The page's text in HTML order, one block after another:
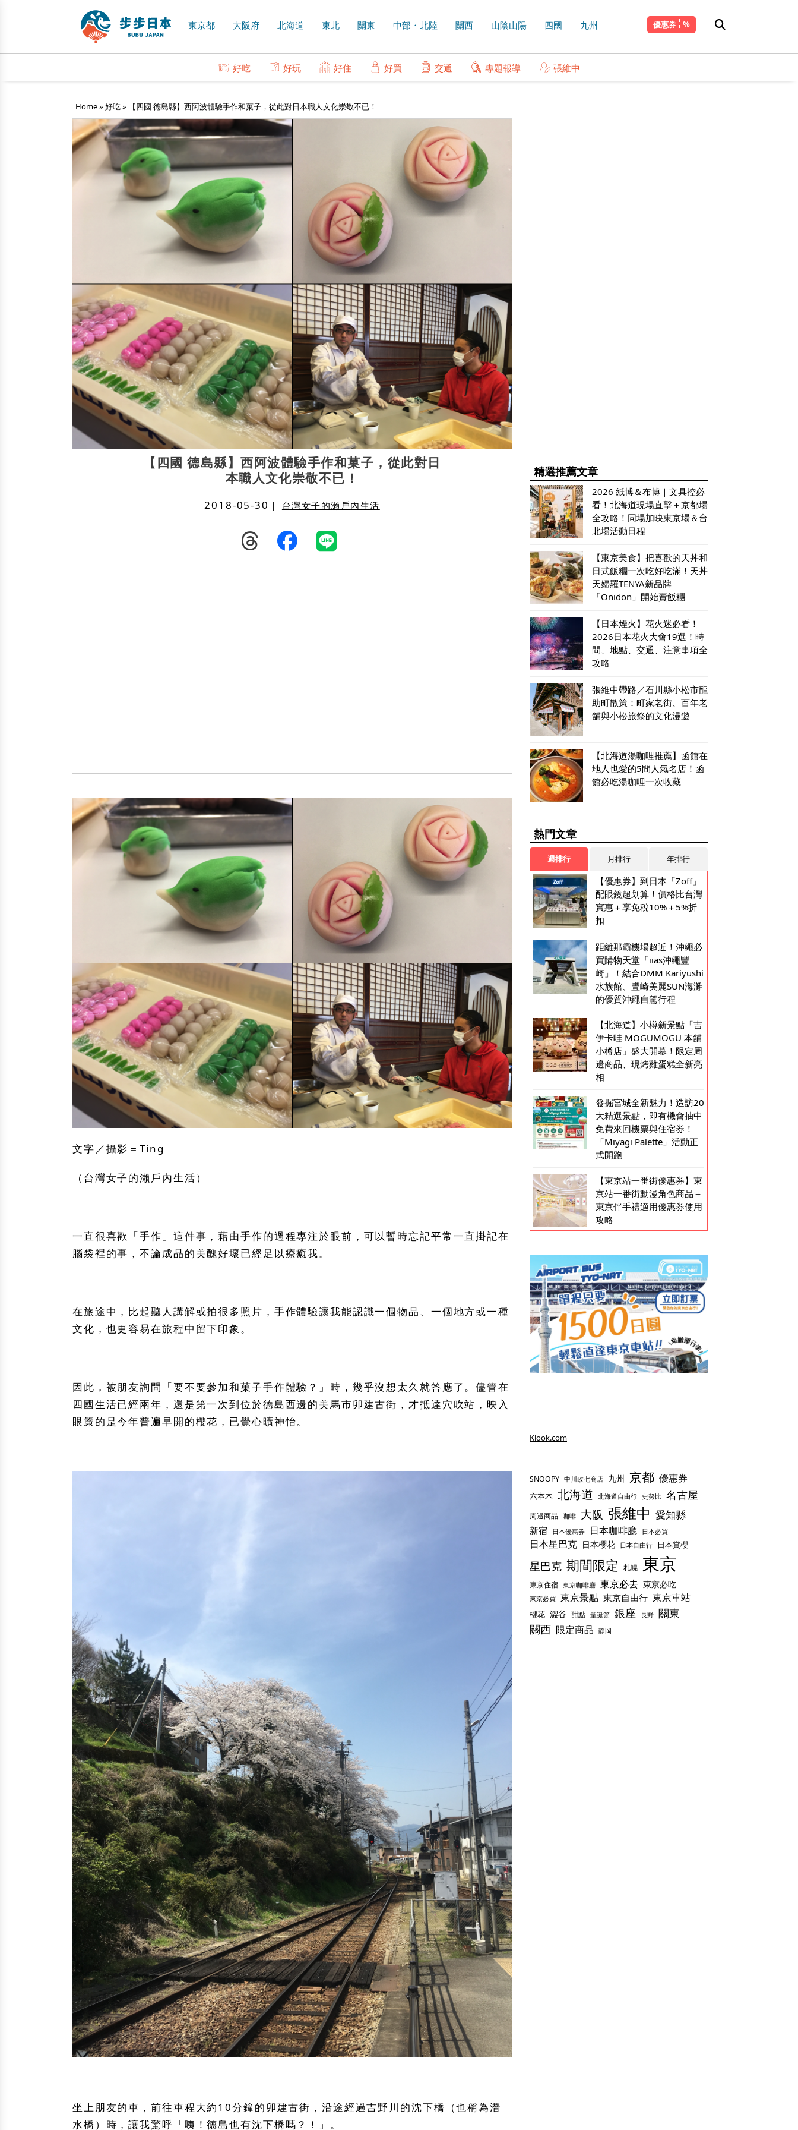
東京都 大阪府 北海道 東北 關東 中部・北陸 關西 山陰山陽 四國 九州 優惠券
好吃 好玩 好住 好買 交通 專題報導 張維中
Home» 好吃» 【四國 德島縣】西阿波體驗手作和菓子，從此對日本職人文化崇敬不已！
【四國 德島縣】西阿波體驗手作和菓子，從此對日
本職人文化崇敬不已！
2018-05-30 ｜ 台灣女子的瀨戶內生活
文字／攝影＝Ting
（台灣女子的瀨戶內生活）
一直很喜歡「手作」這件事，藉由手作的過程專注於眼前，可以暫時忘記平常一直掛記在
腦袋裡的事，不論成品的美醜好壞已經足以療癒我。
在旅途中，比起聽人講解或拍很多照片，手作體驗讓我能認識一個物品、一個地方或一種
文化，也更容易在旅程中留下印象。
因此，被朋友詢問「要不要參加和菓子手作體驗？」時，幾乎沒想太久就答應了。儘管在
四國生活已經兩年，還是第一次到位於德島西邊的美馬市卯建古街，才抵達穴吹站，映入
眼簾的是今年普遍早開的櫻花，已覺心曠神怡。
坐上朋友的車，前往車程大約10分鐘的卯建古街，沿途經過吉野川的沈下橋（也稱為潛
水橋）時，讓我驚呼「咦！德島也有沈下橋嗎？！」。
精選推薦文章
2026 紙博＆布博｜文具控必
看！北海道現場直擊＋京都場
全攻略！同場加映東京場＆台
北場活動日程
【東京美食】把喜歡的天丼和
日式飯糰一次吃好吃滿！天丼
天婦羅TENYA新品牌
「Onidon」開始賣飯糰
【日本煙火】花火迷必看！
2026日本花火大會19選！時
間、地點、交通、注意事項全
攻略
張維中帶路／石川縣小松市龍
助町散策：町家老街、百年老
舖與小松旅祭的文化漫遊
【北海道湯咖哩推薦】函館在
地人也愛的5間人氣名店！函
館必吃湯咖哩一次收藏
熱門文章
週排行 月排行 年排行
【優惠券】到日本「Zoff」
配眼鏡超划算！價格比台灣
實惠＋享免稅10%＋5%折
扣
距離那霸機場超近！沖繩必
買購物天堂「iias沖繩豐
崎」！結合DMM Kariyushi
水族館、豐崎美麗SUN海灘
的優質沖繩自駕行程
【北海道】小樽新景點「吉
伊卡哇 MOGUMOGU 本舖
小樽店」盛大開幕！限定周
邊商品、現烤雞蛋糕全新亮
相
發掘宮城全新魅力！造訪20
大精選景點，即有機會抽中
免費來回機票與住宿券！
「Miyagi Palette」活動正
式開跑
【東京站一番街優惠券】東
京站一番街動漫角色商品＋
東京伴手禮適用優惠券使用
攻略
Klook.com
SNOOPY 中川政七商店 九州 京都 優惠券
六本木 北海道 北海道自由行 史努比 名古屋
周邊商品 咖啡 大阪 張維中 愛知縣
新宿 日本優惠券 日本咖啡廳 日本必買
日本星巴克 日本櫻花 日本自由行 日本賞櫻
星巴克 期間限定 札幌 東京
東京住宿 東京咖啡廳 東京必去 東京必吃
東京必買 東京景點 東京自由行 東京車站
櫻花 澀谷 甜點 聖誕節 銀座 長野 關東
關西 限定商品 靜岡